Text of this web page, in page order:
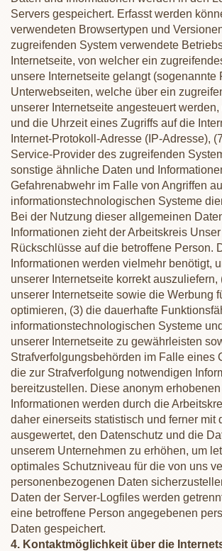
Servers gespeichert. Erfasst werden
verwendeten Browsertypen und
zugreifenden System verwendete
Internetseite, von welcher ein
unsere Internetseite gelangt (sogenannte
Unterwebseiten, welche über ein
unserer Internetseite angesteuert
und die Uhrzeit eines Zugriffs auf die
Internet-Protokoll-Adresse (IP-Adresse),
Service-Provider des zugreifenden
sonstige ähnliche Daten und
Gefahrenabwehr im Falle von Angriffen
informationstechnologischen Systeme
Bei der Nutzung dieser allgemeinen
Informationen zieht der Arbeitskreis
Rückschlüsse auf die betroffene Person.
Informationen werden vielmehr benötigt,
unserer Internetseite korrekt auszuliefern,
unserer Internetseite sowie die Werbung
optimieren, (3) die dauerhafte
informationstechnologischen Systeme
unserer Internetseite zu gewährleisten
Strafverfolgungsbehörden im Falle eines
die zur Strafverfolgung notwendigen
bereitzustellen. Diese anonym
Informationen werden durch die
daher einerseits statistisch und ferner mit
ausgewertet, den Datenschutz und die
unserem Unternehmen zu erhöhen, um
optimales Schutzniveau für die von uns
personenbezogenen Daten
Daten der Server-Logfiles werden
eine betroffene Person angegebenen
Daten gespeichert.
4. Kontaktmöglichkeit über die